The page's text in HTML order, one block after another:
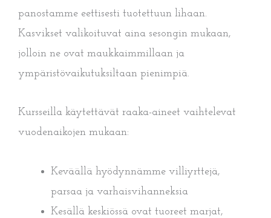
panostamme eettisesti tuotettuun lihaan.
Kasvikset valikoituvat aina sesongin mukaan,
jolloin ne ovat maukkaimmillaan ja
ympäristövaikutuksiltaan pienimpiä.
Kursseilla käytettävät raaka-aineet vaihtelevat
vuodenaikojen mukaan:
Keväällä hyödynnämme villiyrttejä,
parsaa ja varhaisvihanneksia
Kesällä keskiössä ovat tuoreet marjat,